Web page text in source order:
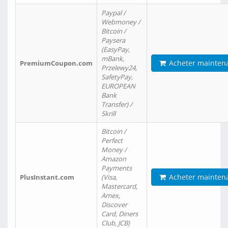
PremiumCoupon.com
Paypal /
Webmoney /
Bitcoin /
Paysera
(EasyPay,
mBank,
Przelewy24,
SafetyPay,
EUROPEAN
Bank
Transfer) /
Skrill
Acheter
PlusInstant.com
Bitcoin /
Perfect
Money /
Amazon
Payments
(Visa,
Mastercard,
Amex,
Discover
Card, Diners
Club, JCB)
Acheter